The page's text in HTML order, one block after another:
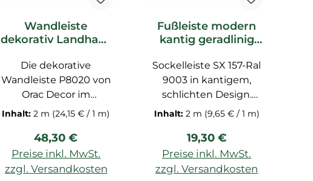
Wandleiste
dekorativ Landhaus
Orac Decor
Stuckleiste
Die dekorative
Wandleiste P8020 von
Orac Decor im
klassisches Landhaus
Version der P8030.
Zahlreiche
Gestaltungsmöglichke
Inhalt:2 m (24,15 € / 1 m)
Regulärer Preis:
48,30 €
Preise inkl. MwSt.
zzgl. Versandkosten
Fußleiste modern
kantig geradlinig
weiß lackiert Orac
Decor
Sockelleiste SX 157-Ral
9003 in kantigem,
schlichten Design.
Diese moderne
Wände und ist
unempfindlich, robust
& stoßfest. In dem
Inhalt: 2 m (9,65 € / 1 m)
Regulärer Preis:
19,30 €
Preise inkl. MwSt.
zzgl. Versandkosten